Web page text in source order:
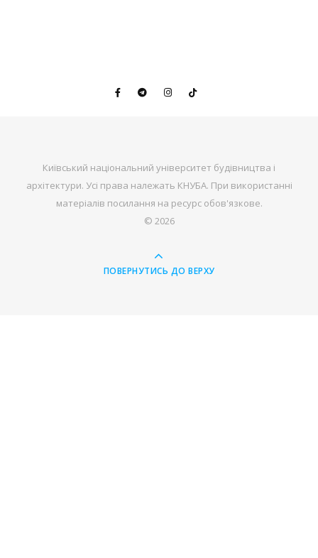
Київський національний університет будівництва і
архітектури. Усі права належать КНУБА. При використанні
матеріалів посилання на ресурс обов'язкове.
© 2026
ПОВЕРНУТИСЬ ДО ВЕРХУ